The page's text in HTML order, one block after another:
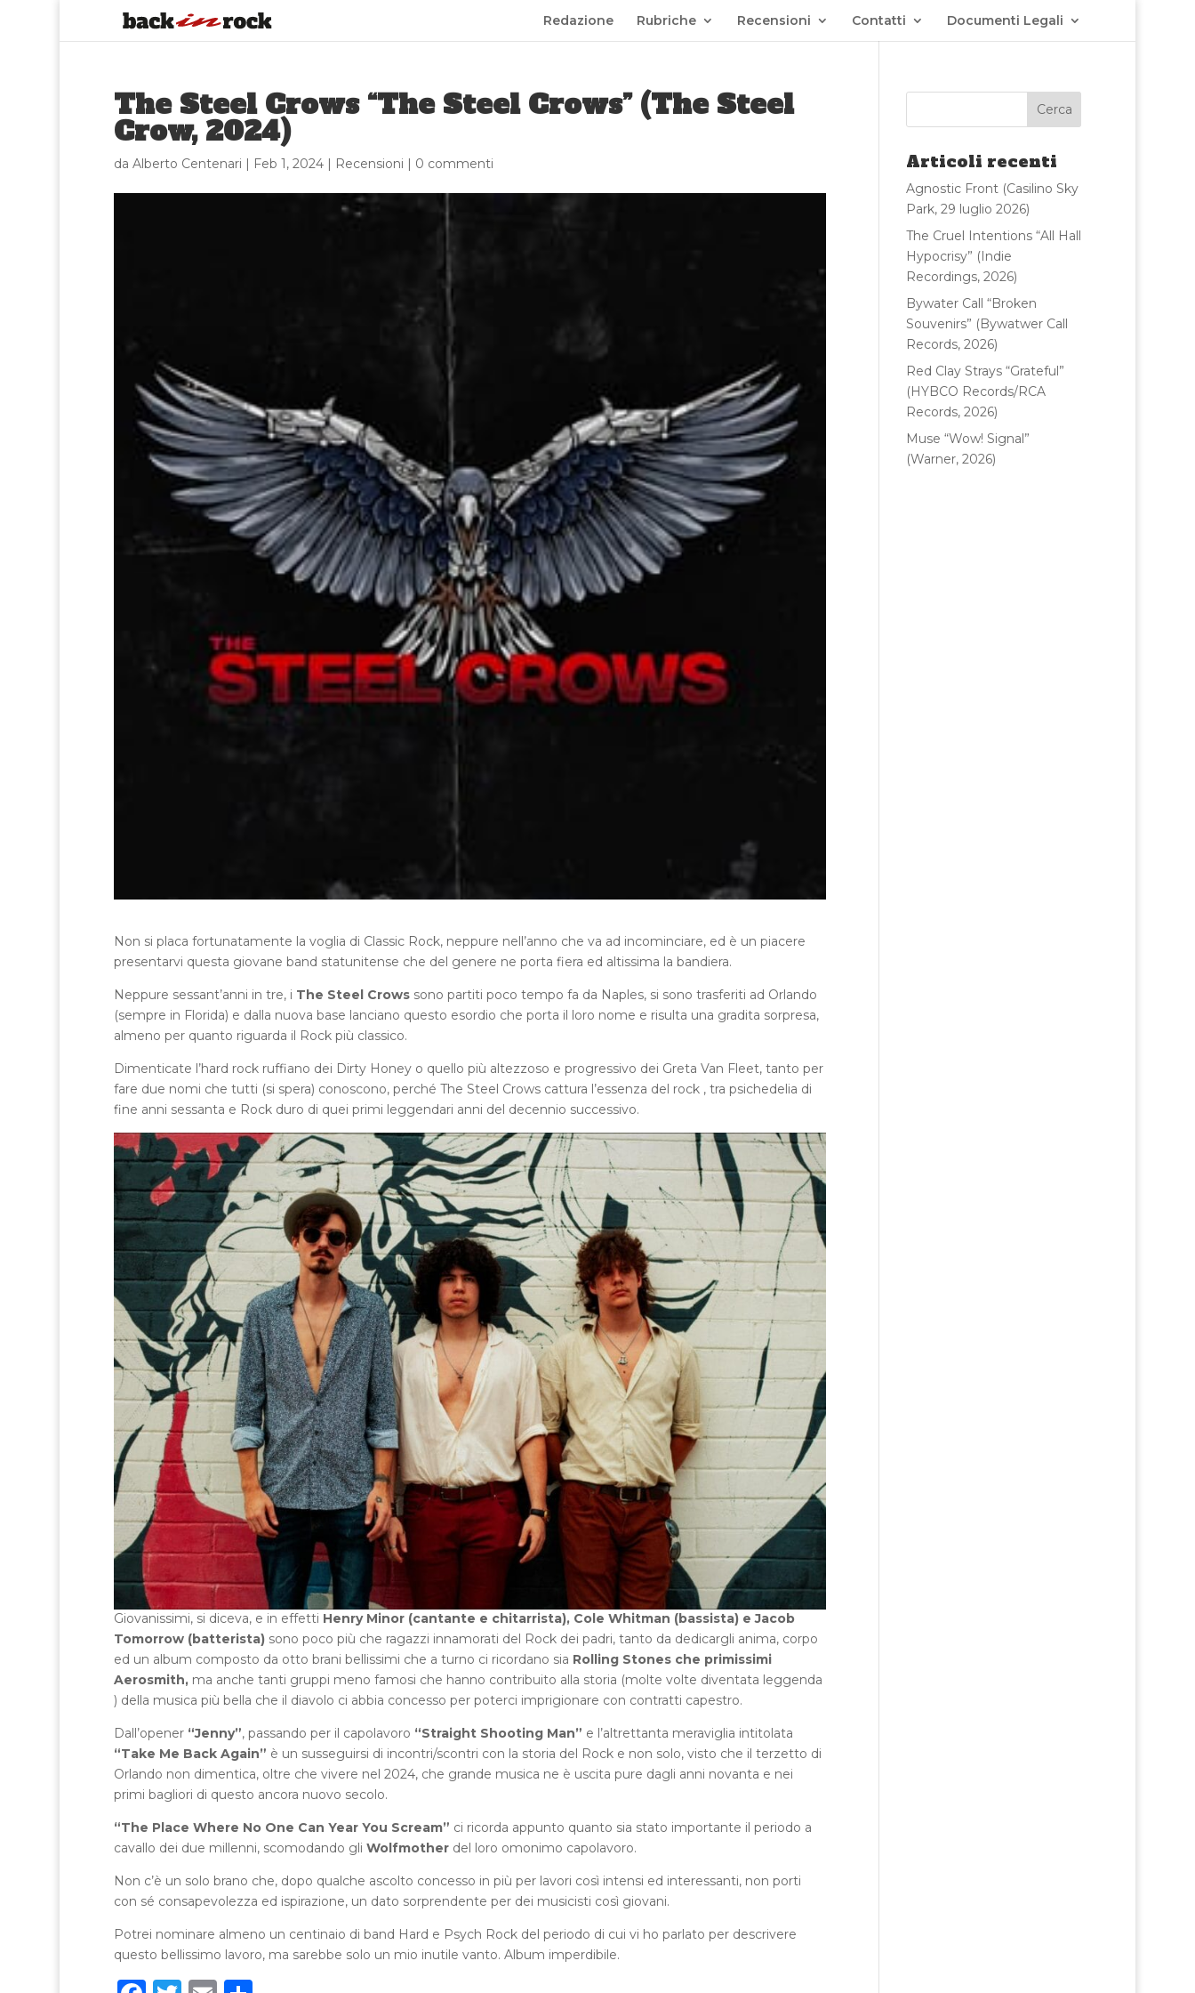
Redazione Rubriche Recensioni Contatti Documenti Legali
The Steel Crows “The Steel Crows” (The Steel
Crow, 2024)
da Alberto Centenari | Feb 1, 2024| Recensioni | 0 commenti
Non si placa fortunatamente la voglia di Classic Rock, neppure nell’anno che va ad incominciare, ed è un piacere
presentarvi questa giovane band statunitense che del genere ne porta fiera ed altissima la bandiera.
Neppure sessant’anni in tre, i The Steel Crowssono partiti poco tempo fa da Naples, si sono trasferiti ad Orlando
(sempre in Florida) e dalla nuova base lanciano questo esordio che porta il loro nome e risulta una gradita sorpresa,
almeno per quanto riguarda il Rock più classico.
Dimenticate l’hard rock ruffiano dei Dirty Honey o quello più altezzoso e progressivo dei Greta Van Fleet, tanto per
fare due nomi che tutti (si spera) conoscono, perché The Steel Crows cattura l’essenza del rock , tra psichedelia di
fine anni sessanta e Rock duro di quei primi leggendari anni del decennio successivo.
Giovanissimi, si diceva, e in effetti Henry Minor (cantante e chitarrista), Cole Whitman (bassista) e Jacob
Tomorrow (batterista)sono poco più che ragazzi innamorati del Rock dei padri, tanto da dedicargli anima, corpo
ed un album composto da otto brani bellissimi che a turno ci ricordano sia Rolling Stones che primissimi
Aerosmith,ma anche tanti gruppi meno famosi che hanno contribuito alla storia (molte volte diventata leggenda
) della musica più bella che il diavolo ci abbia concesso per poterci imprigionare con contratti capestro.
Dall’opener “Jenny”, passando per il capolavoro “Straight Shooting Man” e l’altrettanta meraviglia intitolata
“Take Me Back Again” è un susseguirsi di incontri/scontri con la storia del Rock e non solo, visto che il terzetto di
Orlando non dimentica, oltre che vivere nel 2024, che grande musica ne è uscita pure dagli anni novanta e nei
primi bagliori di questo ancora nuovo secolo.
“The Place Where No One Can Year You Scream” ci ricorda appunto quanto sia stato importante il periodo a
cavallo dei due millenni, scomodando gli Wolfmotherdel loro omonimo capolavoro.
Non c’è un solo brano che, dopo qualche ascolto concesso in più per lavori così intensi ed interessanti, non porti
con sé consapevolezza ed ispirazione, un dato sorprendente per dei musicisti così giovani.
Potrei nominare almeno un centinaio di band Hard e Psych Rock del periodo di cui vi ho parlato per descrivere
questo bellissimo lavoro, ma sarebbe solo un mio inutile vanto. Album imperdibile.
Articoli recenti
Agnostic Front (Casilino Sky
Park, 29 luglio 2026)
The Cruel Intentions “All Hall
Hypocrisy” (Indie
Recordings, 2026)
Bywater Call “Broken
Souvenirs” (Bywatwer Call
Records, 2026)
Red Clay Strays “Grateful”
(HYBCO Records/RCA
Records, 2026)
Muse “Wow! Signal”
(Warner, 2026)